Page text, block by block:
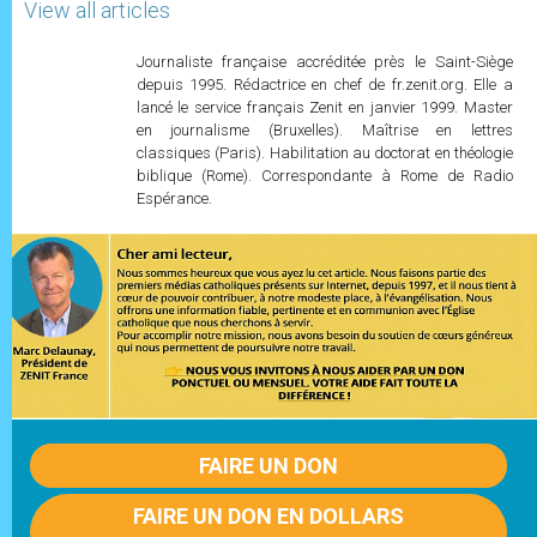
View all articles
Journaliste française accréditée près le Saint-Siège
depuis 1995. Rédactrice en chef de fr.zenit.org. Elle a
lancé le service français Zenit en janvier 1999. Master
en journalisme (Bruxelles). Maîtrise en lettres
classiques (Paris). Habilitation au doctorat en théologie
biblique (Rome). Correspondante à Rome de Radio
Espérance.
FAIRE UN DON
FAIRE UN DON EN DOLLARS